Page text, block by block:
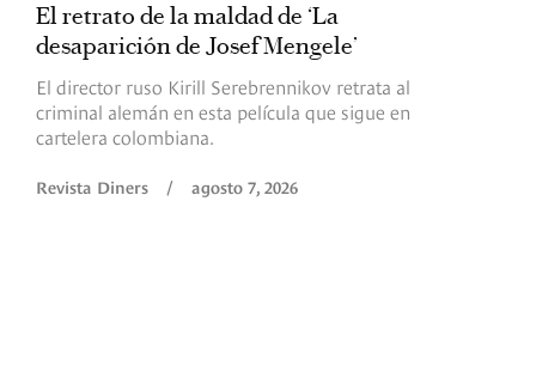
El retrato de la maldad de ‘La
desaparición de Josef Mengele’
El director ruso Kirill Serebrennikov retrata al
criminal alemán en esta película que sigue en
cartelera colombiana.
Revista Diners / agosto 7, 2026